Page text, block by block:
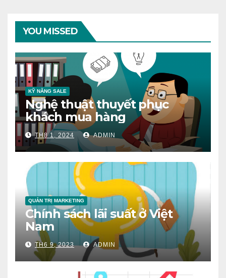
YOU MISSED
KỸ NĂNG SALE
Nghệ thuật thuyết phục
khách mua hàng
TH8 1, 2024 ADMIN
QUẢN TRỊ MARKETING
Chính sách lãi suất ở Việt
Nam
TH6 9, 2023 ADMIN